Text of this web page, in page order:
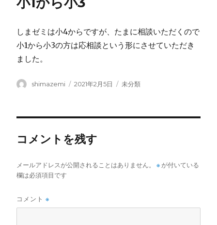
しまゼミは小4からですが、たまに相談いただくので
小1から小3の方は応相談という形にさせていただき
ました。
投
shimazemi
投
2021年2月5日
カ
未分類
コメントを残す
メールアドレスが公開されることはありません。 ※が付いている
欄は必須項目です
コメント※